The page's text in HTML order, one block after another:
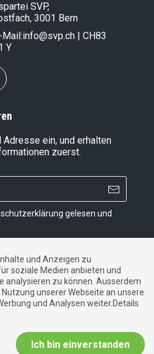
SVP,
3001 Bern
Mail:info@svp.ch | CH83
Y
ein, und erhalten
zuerst.
gelesen und
|Kontakt
und Anzeigen zu
soziale Medien anbieten und
analysieren zu können. Ausserdem
unserer Webseite an unsere
und Analysen weiter.Details
Ich bin einverstanden